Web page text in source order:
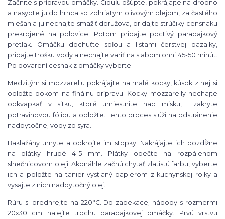
Začnite s prípravou omáčky. Cibuľu ošúpte, pokrájajte na drobno
a nasypte ju do hrnca so zohriatym olivovým olejom, za častého
miešania ju nechajte smažiť doružova, pridajte strúčiky censnaku
prekrojené na polovice. Potom pridajte poctivý paradajkový
pretlak. Omáčku dochuťte soľou a listami čerstvej bazalky,
pridajte trošku vody a nechajte variť na slabom ohni 45-50 minút.
Po dovarení cesnak z omáčky vyberte.
Medzitým si mozzarellu pokrájajte na malé kocky, kúsok z nej si
odložte bokom na finálnu prípravu. Kocky mozzarelly nechajte
odkvapkať v sitku, ktoré umiestnite nad misku, zakryte
potravinovou fóliou a odložte. Tento proces slúži na odstránenie
nadbytočnej vody zo syra.
Baklažány umyte a odkrojte im stopky. Nakrájajte ich pozdĺžne
na plátky hrubé 4-5 mm. Plátky opečte na rozpálenom
slnečnicovom oleji. Akonáhle začnú chytať zlatistú farbu, vyberte
ich a položte na tanier vystlaný papierom z kuchynskej rolky a
vysajte z nich nadbytočný olej.
Rúru si predhrejte na 220°C. Do zapekacej nádoby s rozmermi
20x30 cm nalejte trochu paradajkovej omáčky. Prvú vrstvu